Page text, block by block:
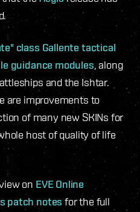
class Gallente tactical
guidance modules, along
and the Ishtar.
are improvements to
of many new SKINs for
host of quality of life
on EVE Online
patch notes for the full